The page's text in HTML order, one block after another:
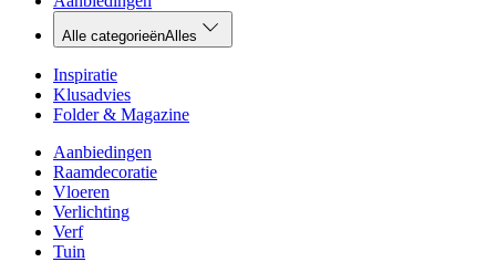
Alle categorieënAlles
Inspiratie
Klusadvies
Folder & Magazine
Aanbiedingen
Raamdecoratie
Vloeren
Verlichting
Verf
Tuin